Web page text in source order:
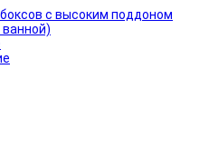
с высоким поддоном